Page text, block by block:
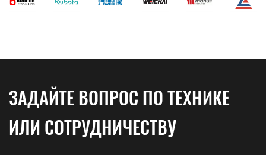
ЗАДАЙТЕ ВОПРОС ПО ТЕХНИКЕ
ИЛИ СОТРУДНИЧЕСТВУ